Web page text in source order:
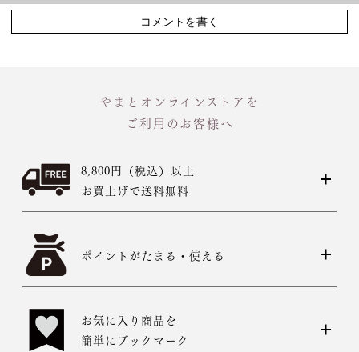
コメントを書く
やまとオンラインストアを
ご利用のお客様へ
8,800円（税込）以上
お買上げで送料無料
ポイントがたまる・使える
お気に入り商品を
簡単にブックマーク